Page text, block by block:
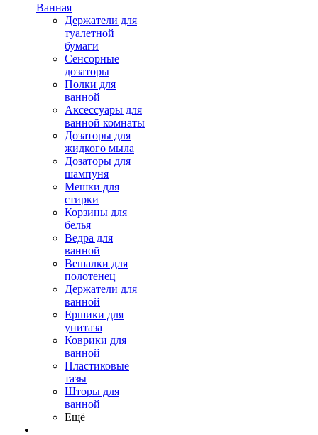
Ванная
Держатели для
туалетной
бумаги
Сенсорные
дозаторы
Полки для
ванной
Аксессуары для
ванной комнаты
Дозаторы для
жидкого мыла
Дозаторы для
шампуня
Мешки для
стирки
Корзины для
белья
Ведра для
ванной
Вешалки для
полотенец
Держатели для
ванной
Ершики для
унитаза
Коврики для
ванной
Пластиковые
тазы
Шторы для
ванной
Ещё